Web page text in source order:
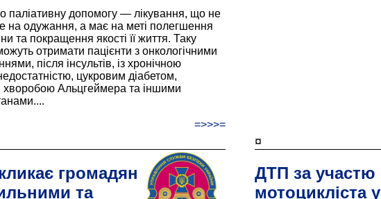
паліативну допомогу — лікування, що не
на одужання, а має на меті полегшення
та покращення якості її життя. Таку
отримати пацієнти з онкологічними
після інсультів, із хронічною
цукровим діабетом,
хворобою Альцгеймера та іншими
=>>>=
громадян
та
¤
ДТП за участю
мотоцикліста у